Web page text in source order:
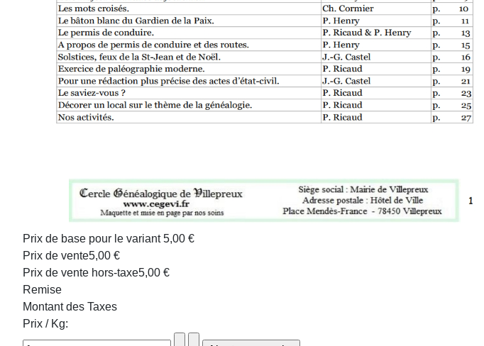
Prix de base pour le variant5,00 €
Prix ​​de vente5,00 €
Prix de vente hors-taxe5,00 €
Remise
Montant des Taxes
Prix / Kg: